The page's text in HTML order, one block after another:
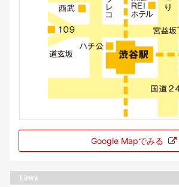
Google Mapでみる
Links